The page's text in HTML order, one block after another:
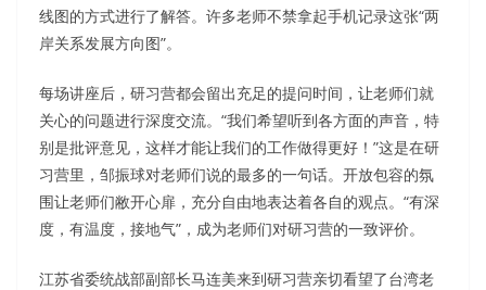
线图的方式进行了解答。许多老师不禁拿起手机记录这张“两
岸关系发展方向图”。
每场讲座后，研习营都会留出充足的提问时间，让老师们就
关心的问题进行深度交流。“我们希望听到各方面的声音，特
别是批评意见，这样才能让我们的工作做得更好！”这是在研
习营里，邹振球对老师们说的最多的一句话。开放包容的氛
围让老师们敝开心扉，充分自由地表达着各自的观点。“有深
度，有温度，接地气”，成为老师们对研习营的一致评价。
江苏省委统战部副部长马连美来到研习营亲切看望了台湾老